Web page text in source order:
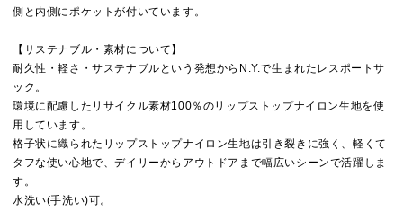
側と内側にポケットが付いています。
【サステナブル・素材について】
耐久性・軽さ・サステナブルという発想からN.Y.で生まれたレスポートサ
ック。
環境に配慮したリサイクル素材100％のリップストップナイロン生地を使
用しています。
格子状に織られたリップストップナイロン生地は引き裂きに強く、軽くて
タフな使い心地で、デイリーからアウトドアまで幅広いシーンで活躍しま
す。
水洗い(手洗い)可。